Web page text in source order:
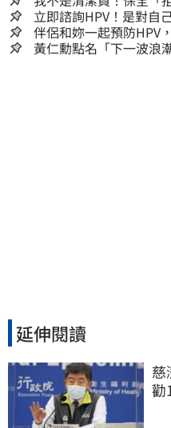
討公道結果出爐
立即諮詢HPV！是對自
嫌晚！
伴侶和妳一起預防HPV
黃仁勳點名「下一波
延伸閱讀
慈
勸